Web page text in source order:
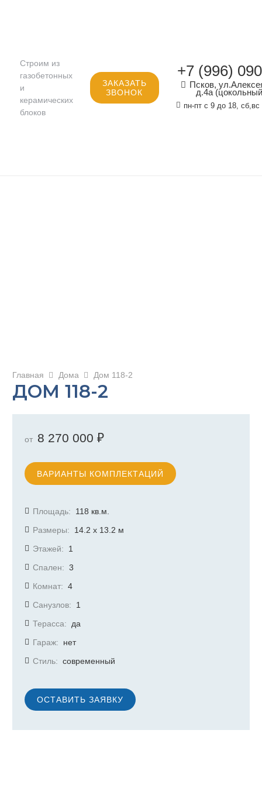
Строим из
газобетонных
и
керамических
блоков
ЗАКАЗАТЬ
ЗВОНОК
+7 (996)
Псков,
д.4а
пн-пт с 9 до 18,
Главная Дома Дом 118-2
ДОМ 118-2
от 8 270 000 ₽
ВАРИАНТЫ КОМПЛЕКТАЦИЙ
Площадь: 118 кв.м.
Размеры:
14.2 х 13.2 м
Этажей:
1
Спален: 3
Комнат: 4
Санузлов:
1
Терасса:
да
Гараж:
нет
Стиль: современный
ОСТАВИТЬ ЗАЯВКУ